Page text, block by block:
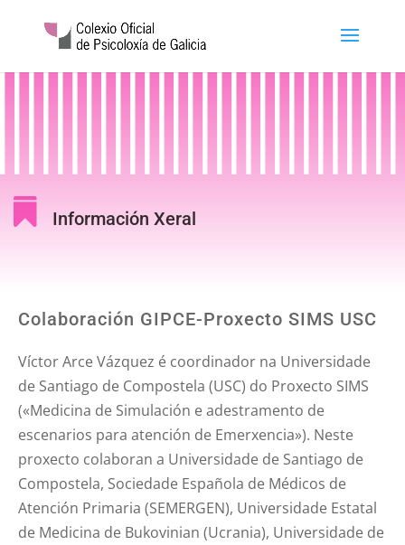
 Información Xeral
Colaboración GIPCE-Proxecto SIMS USC
Víctor Arce Vázquez é coordinador na Universidade
de Santiago de Compostela (USC) do Proxecto SIMS
(«Medicina de Simulación e adestramento de
escenarios para atención de Emerxencia»). Neste
proxecto colaboran a Universidade de Santiago de
Compostela, Sociedade Española de Médicos de
Atención Primaria (SEMERGEN), Universidade Estatal
de Medicina de Bukovinian (Ucrania), Universidade de